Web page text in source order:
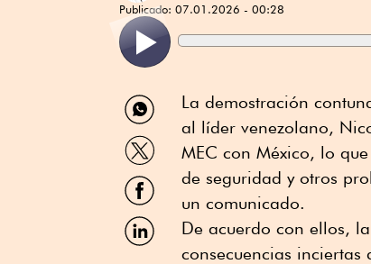
Publicado: 07.01.2026 - 00:28
Compartir
por
WhatsApp
Compartir
por
Twitter
Compartir
por
Facebook
Compartir
por
La demostración
al líder venezolano,
MEC con México, lo
de seguridad y otros
un comunicado.
De acuerdo con ellos,
consecuencias